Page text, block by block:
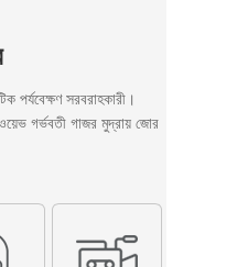
পর্যবেক্ষণ সরবরাহকারী।
গর্ভবতী গাজর মুদ্রায় জোর